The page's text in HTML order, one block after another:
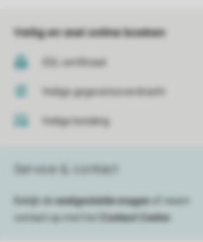
Veilig en snel online boeken
SSL certificaat
Veilige gegevensoverdracht
Veilige betaling
Service & contact
Bekijk de veelgestelde vragen
of neem
contact op met het
Contact Center